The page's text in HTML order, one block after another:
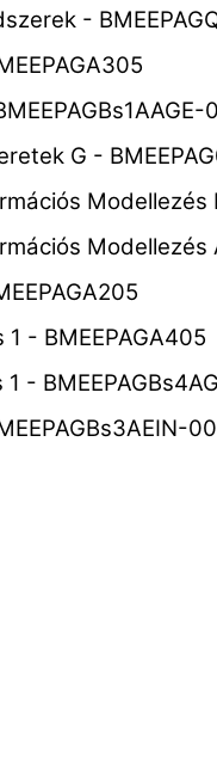
-
G -
Modellezés
Modellezés
- BMEEPAGA405
-
00​